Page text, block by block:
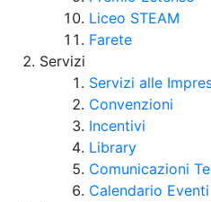
Liceo STEAM
Farete
Servizi
Servizi alle
Convenzioni
Incentivi
Library
Comunicazioni
Calendario Eventi